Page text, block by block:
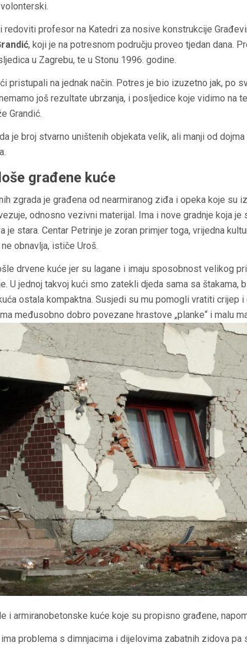
redoviti profesor na Katedri za nosive konstrukcije
, koji je na potresnom području proveo tjedan dana.
u Zagrebu, te u Stonu 1996. godine.
pristupali na jednak način. Potres je bio izuzetno jak, po
još rezultate ubrzanja, i posljedice koje vidimo na
Grandić.
je broj stvarno uništenih objekata velik, ali manji od
građene kuće
zgrada je građena od nearmiranog ziđa i opeka koje su
odnosno vezivni materijal. Ima i nove gradnje koja je
je stara. Centar Petrinje je zoran primjer toga, vrijedna
obnavlja, ističe Uroš.
drvene kuće jer su lagane i imaju sposobnost velikog
U jednoj takvoj kući smo zatekli djeda sama sa štakama,
ostala kompaktna. Susjedi su mu pomogli vratiti crijep i
međusobno dobro povezane hrastove „planke“ i malu
i armiranobetonske kuće koje su propisno građene,
problema s dimnjacima i dijelovima zabatnih zidova pa